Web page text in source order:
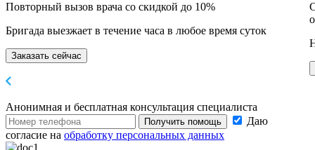
Повторный вызов врача со скидкой до 10%
Бригада выезжает в течение часа в любое время суток
Заказать сейчас
Анонимная и бесплатная консультация специалиста
Получить помощь
Даю
согласие на обработку персональных данных